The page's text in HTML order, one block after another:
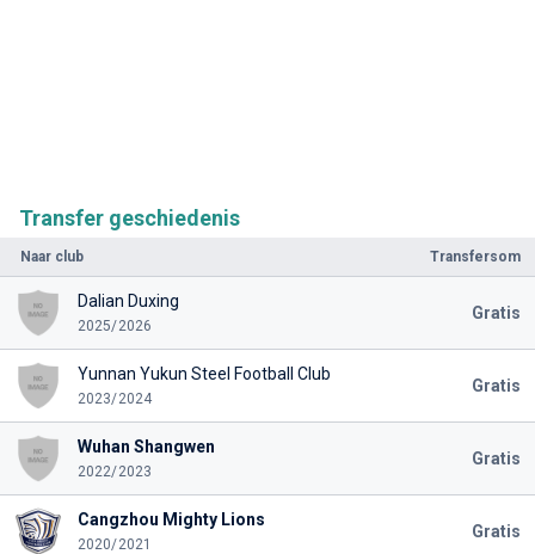
Transfer geschiedenis
Naar club Transfersom
Dalian Duxing
2025/2026
Gratis
Yunnan Yukun Steel Football Club
2023/2024
Gratis
Wuhan Shangwen
2022/2023
Gratis
Cangzhou Mighty Lions
2020/2021
Gratis